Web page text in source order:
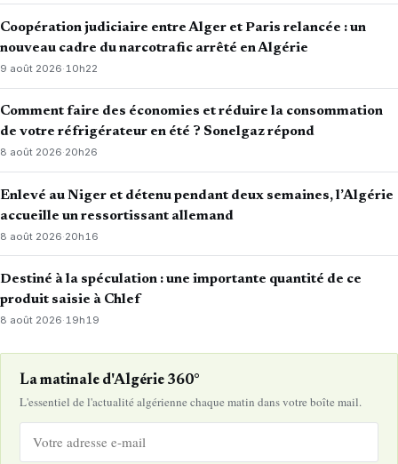
Coopération judiciaire entre Alger et Paris relancée : un
nouveau cadre du narcotrafic arrêté en Algérie
9 août 2026·10h22
Comment faire des économies et réduire la consommation
de votre réfrigérateur en été ? Sonelgaz répond
8 août 2026·20h26
Enlevé au Niger et détenu pendant deux semaines, l’Algérie
accueille un ressortissant allemand
8 août 2026·20h16
Destiné à la spéculation : une importante quantité de ce
produit saisie à Chlef
8 août 2026·19h19
La matinale d'Algérie 360°
L'essentiel de l'actualité algérienne chaque matin dans votre boîte mail.